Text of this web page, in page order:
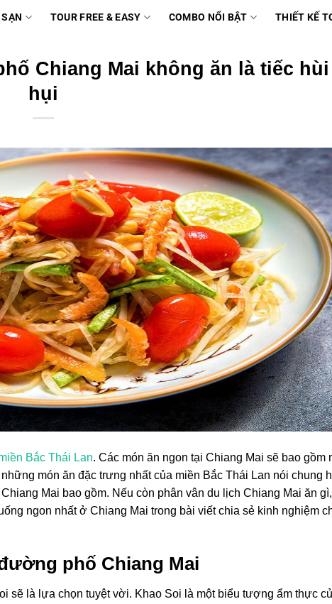
TOUR FREE & EASY COMBO NỔI BẬT THIẾT KẾ
Chiang Mai không ăn là tiếc hùi
hụi
Bắc Thái Lan. Các món ăn ngon tại Chiang Mai sẽ bao gồm
món ăn đặc trưng nhất của miền Bắc Thái Lan nói chung
Mai bao gồm. Nếu còn phân vân du lịch Chiang Mai ăn
ngon nhất ở Chiang Mai trong bài viết chia sẻ kinh nghiệm
phố Chiang Mai
sẽ là lựa chọn tuyệt vời. Khao Soi là một biểu tượng ẩm thực